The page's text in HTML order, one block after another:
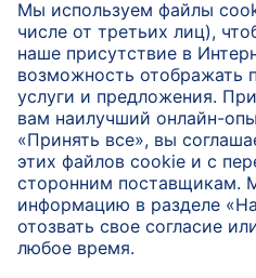
HiPP Молочное питание
HiPP Уход за кожей
Защита данных и общие
Выходные данные
О
Безопасная передача